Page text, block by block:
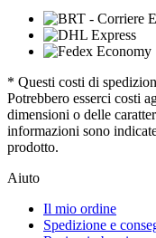
* Questi costi di
Potrebbero esserci costi
dimensioni o delle
informazioni sono
prodotto.
Aiuto
Il mio ordine
Spedizione e